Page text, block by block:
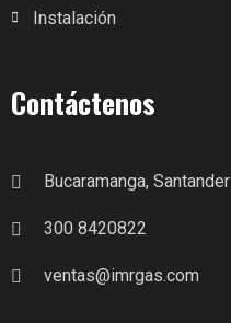
Instalación
Contáctenos
Bucaramanga, Santander
300 8420822
ventas@imrgas.com